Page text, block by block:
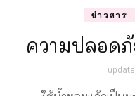
ข่าวสาร
ความปลอด